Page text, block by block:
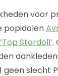
voor
popidolen
‘Top Stardoll’.
aankleden.
slecht